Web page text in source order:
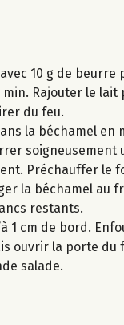
10 g de
min. Rajouter le
du feu.
la béchamel
soigneusement
Préchauffer le
la béchamel au
restants.
1 cm de bord.
ouvrir la porte du
salade.